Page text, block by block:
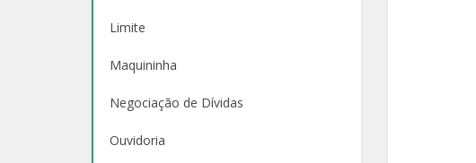
Limite
Maquininha
Negociação de Dívidas
Ouvidoria